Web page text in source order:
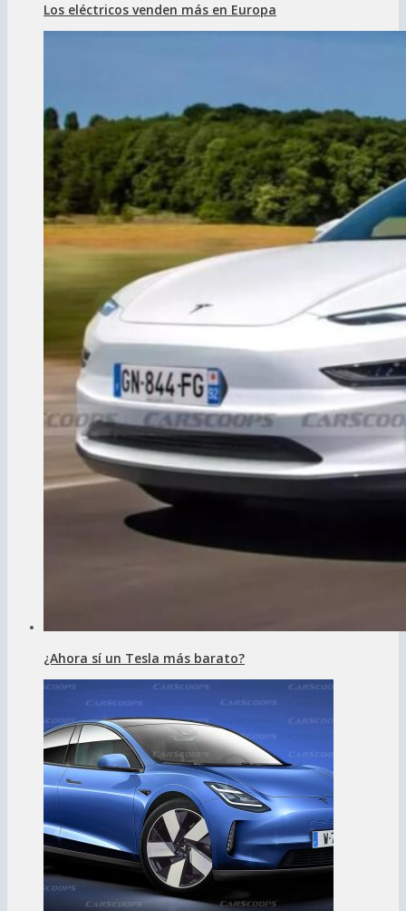
Los eléctricos venden más en Europa
¿Ahora sí un Tesla más barato?